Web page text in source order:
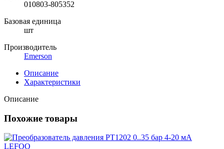
010803-805352
Базовая единица
шт
Производитель
Emerson
Описание
Характеристики
Описание
Похожие товары